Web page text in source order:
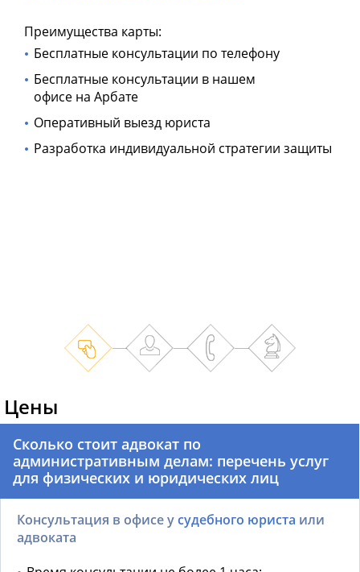
Преимущества карты:
Бесплатные консультации по телефону
Бесплатные консультации в нашем
офисе на Арбате
Оперативный выезд юриста
Разработка индивидуальной стратегии защиты
Цены
Сколько стоит адвокат по
административным делам: перечень услуг
для физических и юридических лиц
Консультация в офисе усудебного юриста или
адвоката